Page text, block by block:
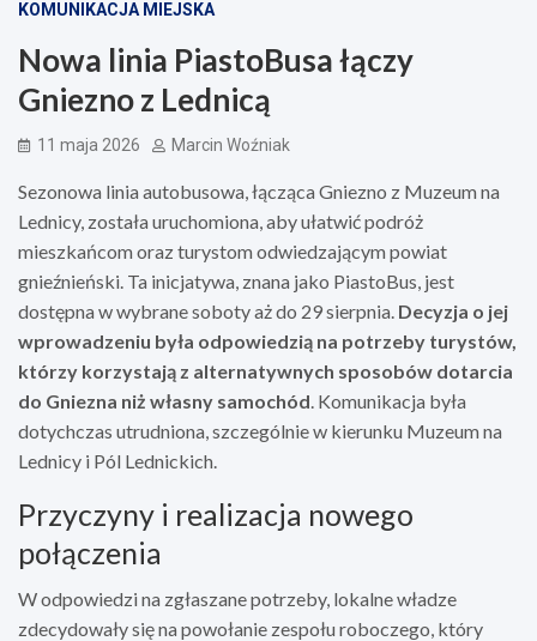
KOMUNIKACJA MIEJSKA
Nowa linia PiastoBusa łączy
Gniezno z Lednicą
11 maja 2026 Marcin Woźniak
Sezonowa linia autobusowa, łącząca Gniezno z Muzeum na
Lednicy, została uruchomiona, aby ułatwić podróż
mieszkańcom oraz turystom odwiedzającym powiat
gnieźnieński. Ta inicjatywa, znana jako PiastoBus, jest
dostępna w wybrane soboty aż do 29 sierpnia. Decyzja o jej
wprowadzeniu była odpowiedzią na potrzeby turystów,
którzy korzystają z alternatywnych sposobów dotarcia
do Gniezna niż własny samochód. Komunikacja była
dotychczas utrudniona, szczególnie w kierunku Muzeum na
Lednicy i Pól Lednickich.
Przyczyny i realizacja nowego
połączenia
W odpowiedzi na zgłaszane potrzeby, lokalne władze
zdecydowały się na powołanie zespołu roboczego, który